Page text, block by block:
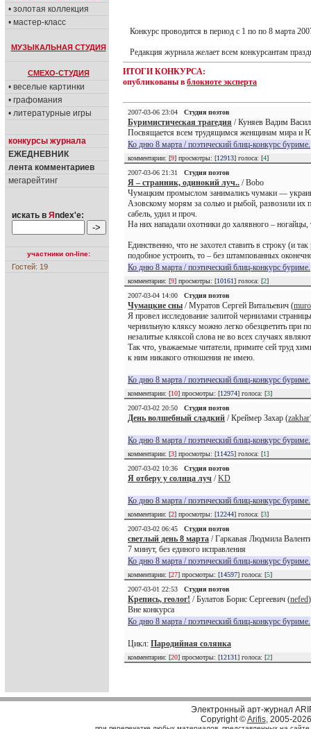
• золотая коллекция
• мастер-класс
МУЗЫКАЛЬНАЯ СТУДИЯ
СМЕХО-СТУДИЯ
• веселые картинки
• графомания
• литературные игры
конкурсы журнала
ЕЖЕДНЕВНИК
лента комментариев
мегарейтинг
искать в Я ndex'е:
участники on-line:
Гостей: 19
Конкурс проводится в период с 1 по по 8 марта
Редакция журнала желает всем конкурсантам
ИТОГИ КОНКУРСА:
опубликованы в блокноте эксперта
2007-03-06 23:04 Студия поэтов
Буримистическая трагедия / Куняев Вадим
Посвящается всем трудящимся женщинам мира и
Ко дню 8 марта / поэтический блиц-конкурс буриме.
комментарии: [9] просмотры: [12913] голоса: [4]
2007-03-06 21:31
Студия поэтов
Я – странник, одинокий луч.. / Bobo
Чумацким промыслом занимались чумаки —
Азовскому морям за солью и рыбой, развозили их
сабель, удил и проч.
На них нападали охотники до халявного – ногайцы,
Единственно, что не захотел ставить в строку (и
подобное устроить, то – без штампованных
Ко дню 8 марта / поэтический блиц-конкурс буриме.
комментарии: [9] просмотры: [10161] голоса: [2]
2007-03-04 14:00
Студия поэтов
Чумацкие сны / Муратов Сергей Витальевич (
Я провел исследование залитой чернилами
чернильную кляксу можно легко обезцветить при
незалитые кляксой слова не во всех случаях
Так что, уважаемые читатели, примите сей труд
к ним никакого отношения не имею.
Ко дню 8 марта / поэтический блиц-конкурс буриме.
комментарии: [10] просмотры: [12974] голоса: [3]
2007-03-02 20:50
Студия поэтов
День волшебный сладкий / Креймер Захар (zakhar
Ко дню 8 марта / поэтический блиц-конкурс буриме.
комментарии: [3] просмотры: [11425] голоса: [1]
2007-03-02 10:36
Студия поэтов
Я отберу у солнца луч /KD
Ко дню 8 марта / поэтический блиц-конкурс буриме.
комментарии: [2] просмотры: [12244] голоса: [3]
2007-03-02 06:45
Студия поэтов
светлый день 8 марта / Гаркавая Людмила
7 минут, без единого исправления
Ко дню 8 марта / поэтический блиц-конкурс буриме.
комментарии: [27] просмотры: [14597] голоса: [5]
2007-03-01 22:53
Студия поэтов
Крепись, геолог! / Булатов Борис Сергеевич (nefed)
Вне конкурса
Ко дню 8 марта / поэтический блиц-конкурс буриме.
Цикл: Пародийная солянка
комментарии: [20] просмотры: [12131] голоса: [2]
Электронный арт-журнал
Copyright ©Arifis, 2005-2026